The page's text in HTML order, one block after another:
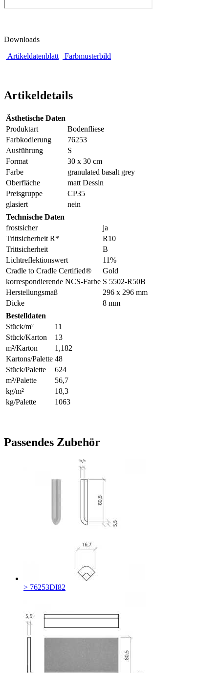
Downloads
Artikeldatenblatt
Farbmusterbild
Artikeldetails
Ästhetische Daten
Produktart
Bodenfliese
Farbkodierung
76253
Ausführung
S
Format
30 x 30 cm
Farbe
granulated basalt grey
Oberfläche
matt Dessin
Preisgruppe
CP35
glasiert
nein
Technische Daten
frostsicher
ja
Trittsicherheit R*
R10
Trittsicherheit
B
Lichtreflektionswert
11%
Cradle to Cradle Certified®
Gold
korrespondierende NCS-Farbe S 5502-R50B
Herstellungsmaß
296 x 296 mm
Dicke
8 mm
Bestelldaten
Stück/m²
11
Stück/Karton
13
m²/Karton
1,182
Kartons/Palette 48
Stück/Palette
624
m²/Palette
56,7
kg/m²
18,3
kg/Palette
1063
Passendes Zubehör
> 76253DI82